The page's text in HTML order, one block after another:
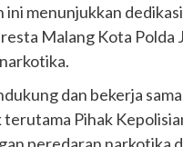
ini menunjukkan
Malang Kota Polda
dan bekerja
terutama Pihak